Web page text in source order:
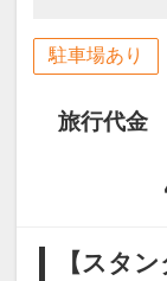
駐車場あり
旅行代金
【スタ